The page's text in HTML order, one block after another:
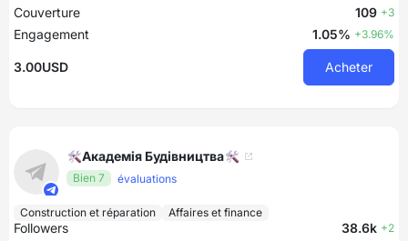
Couverture 109 +3
Engagement 1.05% +3.96%
3.00USD Acheter
🛠Академія Будівництва🛠
Bien 7 évaluations
Construction et réparation Affaires et finance
Followers 38.6k +2